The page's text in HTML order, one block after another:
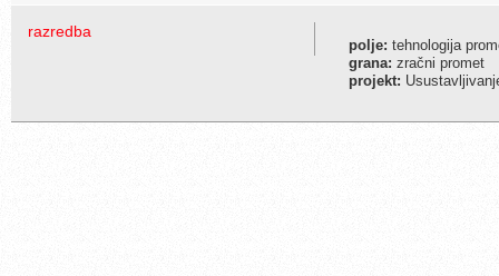
razredba
polje: tehnologija
grana: zračni promet
projekt: